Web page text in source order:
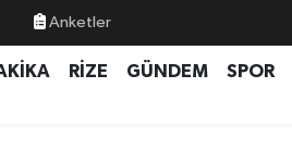
Anketler
RİZE GÜNDEM SPOR